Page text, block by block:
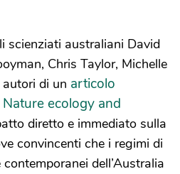
scienziati australiani David
Chris Taylor, Michelle
di un articolo
ecology and
diretto e immediato sulla
convincenti che i regimi di
dell’Australia